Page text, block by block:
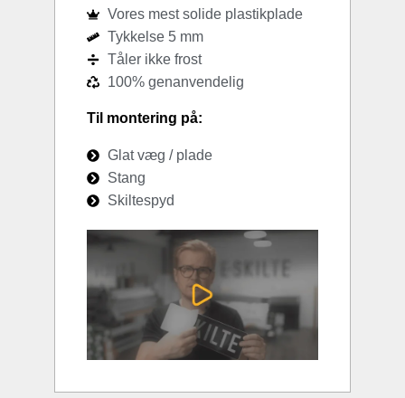
Vores mest solide plastikplade
Tykkelse 5 mm
Tåler ikke frost
100% genanvendelig
Til montering på:
Glat væg / plade
Stang
Skiltespyd